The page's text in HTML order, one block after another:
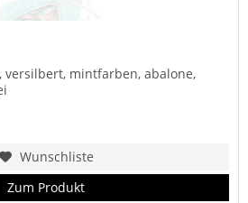
versilbert, mintfarben, abalone,
Wunschliste
Zum Produkt